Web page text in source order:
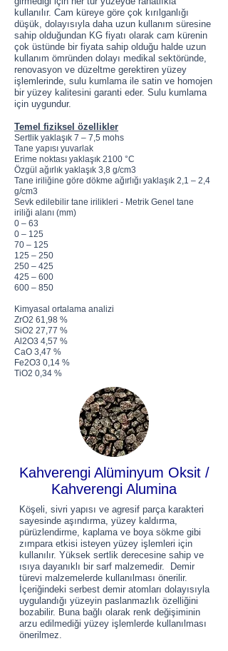
kullanılır. Cam küreye göre çok kırılganlığı
düşük, dolayısıyla daha uzun kullanım süresine
sahip olduğundan KG fiyatı olarak cam kürenin
çok üstünde bir fiyata sahip olduğu halde uzun
kullanım ömründen dolayı medikal sektöründe,
renovasyon ve düzeltme gerektiren yüzey
işlemlerinde, sulu kumlama ile satin ve homojen
bir yüzey kalitesini garanti eder. Sulu kumlama
için uygundur.
Temel fiziksel özellikler
Sertlik yaklaşık 7 – 7,5 mohs
Tane yapısı yuvarlak
Erime noktası yaklaşık 2100 °C
Özgül ağırlık yaklaşık 3,8 g/cm3
Tane iriliğine göre dökme ağırlığı yaklaşık 2,1 – 2,4
g/cm3
Sevk edilebilir tane irilikleri - Metrik Genel tane
iriliği alanı (mm)
0 – 63
0 – 125
70 – 125
125 – 250
250 – 425
425 – 600
600 – 850
Kimyasal ortalama analizi
ZrO2 61,98 %
SiO2 27,77 %
Al2O3 4,57 %
CaO 3,47 %
Fe2O3 0,14 %
TiO2 0,34 %
Kahverengi Alüminyum Oksit /
Kahverengi Alumina
Köşeli, sivri yapısı ve agresif parça karakteri
sayesinde aşındırma, yüzey kaldırma,
pürüzlendirme, kaplama ve boya sökme gibi
zımpara etkisi isteyen yüzey işlemleri için
kullanılır. Yüksek sertlik derecesine sahip ve
ısıya dayanıklı bir sarf malzemedir. Demir
türevi malzemelerde kullanılması önerilir.
İçeriğindeki serbest demir atomları dolayısıyla
uygulandığı yüzeyin paslanmazlık özelliğini
bozabilir. Buna bağlı olarak renk değişiminin
arzu edilmediği yüzey işlemlerde kullanılması
önerilmez.